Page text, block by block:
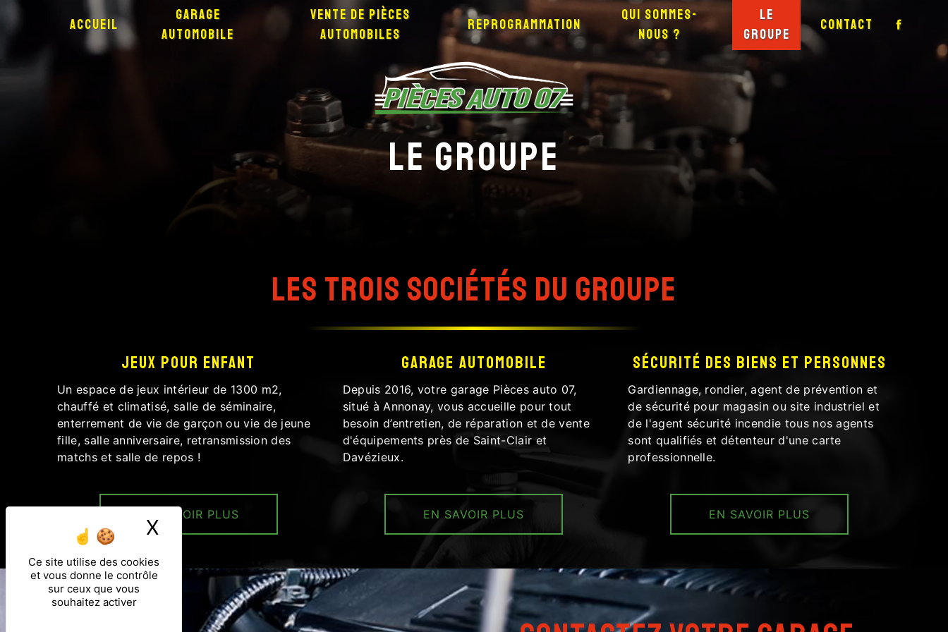
Panneau de gestion des cookies
Ce site utilise des cookies
et vous donne le contrôle
sur ceux que vous
souhaitez activer
X Masquer le bandeau des cookies
Accueil
Garage
automobile
Vente de pièces
automobiles
Reprogrammation
Qui sommes-
nous ?
Le
groupe
Contact
Le groupe
Les trois sociétés du groupe
Jeux pour enfant
Un espace de jeux intérieur de 1300 m2,
chauffé et climatisé, salle de séminaire,
enterrement de vie de garçon ou vie de jeune
fille, salle anniversaire, retransmission des
matchs et salle de repos !
EN SAVOIR PLUS
Garage automobile
Depuis 2016, votre garage Pièces auto 07,
situé à Annonay, vous accueille pour tout
besoin d’entretien, de réparation et de vente
d'équipements près de Saint-Clair et
Davézieux.
EN SAVOIR PLUS
Sécurité des biens et personnes
Gardiennage, rondier, agent de prévention et
de sécurité pour magasin ou site industriel et
de l'agent sécurité incendie tous nos agents
sont qualifiés et détenteur d'une carte
professionnelle.
EN SAVOIR PLUS